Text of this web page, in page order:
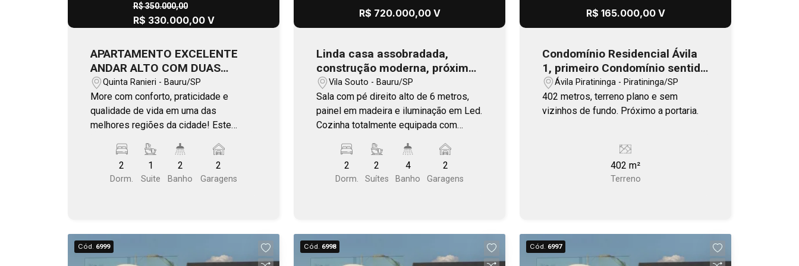
experiência premium. Agende uma
trabalho.
R$ 350.000,00
R$ 330.000,00 V
APARTAMENTO EXCELENTE
ANDAR ALTO COM DUAS
VAGAS QUINTA RANIERI GOLD
Quinta Ranieri - Bauru/SP
More com conforto, praticidade e
qualidade de vida em uma das
melhores regiões da cidade! Este
busca morar bem, com fácil acesso à
faculdade, escolas e comércio em
geral, em um bairro valorizado,
com a natureza sem abrir mão da
conveniência urbana. O imóvel conta
2
Dorm.
1
Suite
2
Banho
2
Garagens
R$ 720.000,00 V
Linda casa assobradada,
construção moderna, próximo
à Rua Bernardino de Campos
Vila Souto - Bauru/SP
Sala com pé direito alto de 6 metros,
painel em madeira e iluminação em Led.
Cozinha totalmente equipada com
coifa. Possui escritório e cima com
vista para sala. Térreo, uma suíte
confortável, lavabo e lavanderia. No
com pia e um banheiro externo. Duas
vagas de garagem coberta e sistema
2
Dorm.
2
Suítes
4
Banho
2
Garagens
R$ 165.000,00 V
Condomínio Residencial Ávila
1, primeiro Condomínio sentido
Bauru- Piratininga
Ávila Piratininga - Piratininga/SP
402 metros, terreno plano e sem
vizinhos de fundo. Próximo a portaria.
402 m²
Terreno
Cód. 6999 Cód. 6998 Cód. 6997